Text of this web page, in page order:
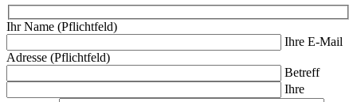
Ihr Name (Pflichtfeld)
Ihre E-Mail
Adresse (Pflichtfeld)
Betreff
Ihre